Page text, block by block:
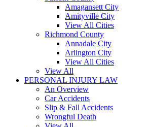
Amagansett City
Amityville City
View All Cities
Richmond County
Annadale City
Arlington City
View All Cities
View All
PERSONAL INJURY LAW
An Overview
Car Accidents
Slip & Fall Accidents
Wrongful Death